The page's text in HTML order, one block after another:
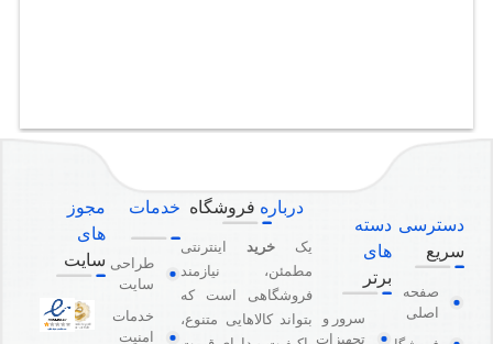
دسترسی
سریع
صفحه
اصلی
دسته
های
برتر
سرور و
تجهیزات
درباره فروشگاه
یک خریداینترنتی
مطمئن، نیازمند
فروشگاهی است که
بتواند کالاهایی متنوع،
خدمات
طراحی
سایت
خدمات
امنیت
مجوز
های
سایت